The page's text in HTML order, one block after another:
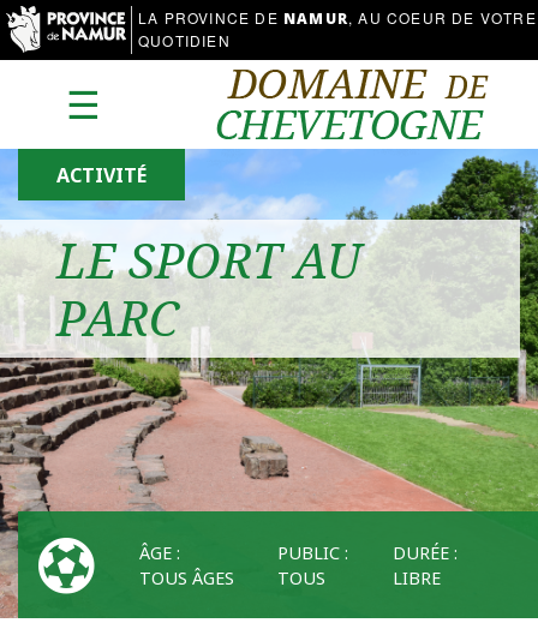
LA PROVINCE DE NAMUR, AU COEUR DE VOTRE
QUOTIDIEN
☰
ACTIVITÉ
LE SPORT AU
PARC
ÂGE :
TOUS ÂGES
PUBLIC :
TOUS
DURÉE :
LIBRE